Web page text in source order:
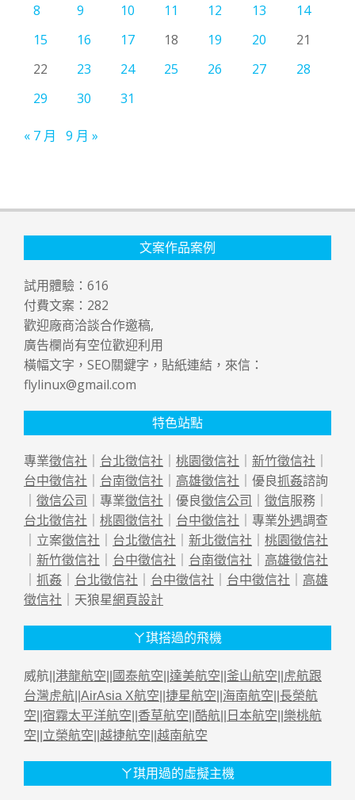
8
9 10 11 12 13
14
15
16 17 18 19 20
21
22
23 24 25 26 27
28
29
30 31
« 7 月 9 月 »
文案作品案例
試用體驗： 616
付費文案： 282
歡迎廠商洽談合作邀稿,
廣告欄尚有空位歡迎利用
橫幅文字，SEO關鍵字，貼紙連結，來信：
flylinux@gmail.com
特色站點
專業徵信社 ｜ 台北徵信社 ｜ 桃園徵信社 ｜ 新竹徵信社 ｜
台中徵信社 ｜ 台南徵信社 ｜ 高雄徵信社 ｜優良抓姦諮詢
｜ 徵信公司 ｜專業徵信社 ｜優良徵信公司 ｜ 徵信服務｜
台北徵信社 ｜ 桃園徵信社 ｜ 台中徵信社 ｜專業外遇調查
｜立案徵信社 ｜ 台北徵信社 ｜ 新北徵信社 ｜ 桃園徵信社
｜ 新竹徵信社 ｜ 台中徵信社 ｜ 台南徵信社 ｜ 高雄徵信社
｜ 抓姦 ｜ 台北徵信社 ｜ 台中徵信社 ｜ 台中徵信社 ｜ 高雄
徵信社 ｜天狼星網頁設計
ㄚ琪搭過的飛機
威航|| 港龍航空 國泰航空 達美航空 釜山航空
虎航跟
台灣虎航 AirAsia X航空 捷星航空 海南航空 長榮航
空 宿霧太平洋航空 香草航空 酷航 日本航空 樂桃航
空 立榮航空 越捷航空 越南航空
ㄚ琪用過的虛擬主機